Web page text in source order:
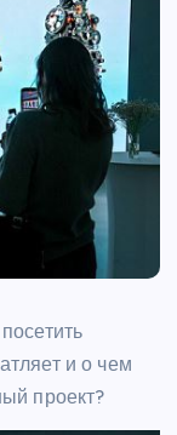
и о чем
проект?